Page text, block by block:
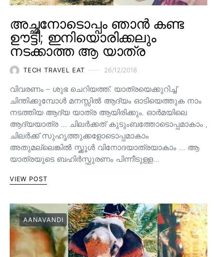
അച്ഛനോടൊപ്പം ഞാൻ കണ്ട
ഊട്ടി; ഇനിയൊരിക്കലും
നടക്കാത്ത ആ യാത്ര
TECH TRAVEL EAT 26/12/2018
വിവരണം – ശുഭ ചെറിയത്ത്. യാത്രയെക്കുറിച്ച്
ചിന്തിക്കുമ്പോൾ മനസ്സിൽ ആദ്യം ഓടിയെത്തുക നാം
നടത്തിയ ആദ്യ യാത്ര ആയിരിക്കും. ഓർമയിലെ
ആദ്യയാത്ര … ചിലർക്കത് കുടുംബത്തോടൊപ്പമാകാം ,
ചിലർക്ക് സുഹൃത്തുക്കളോടൊപ്പമാകാം
അതുമല്ലെങ്കിൽ സ്ക്കൂൾ വിനോദയാത്രയാകാം … ആ
യാത്രയുടെ ബഹിർസ്ഫുരണം പിന്നീടുള്ള…
VIEW POST
AANAVANDI